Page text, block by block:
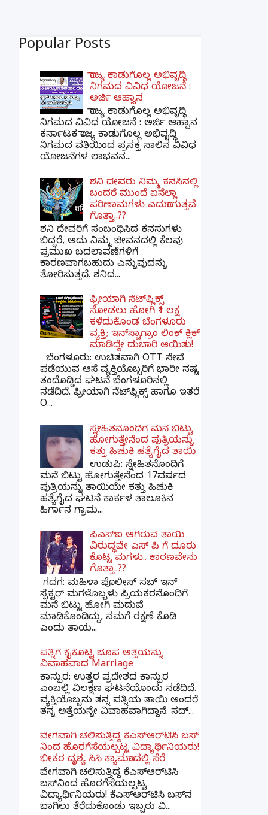
Popular Posts
ರಾಜ್ಯ ಕಾಡುಗೊಲ್ಲ ಅಭಿವೃದ್ಧಿ
ನಿಗಮದ ವಿವಿಧ ಯೋಜನೆ :
ಅರ್ಜಿ ಆಹ್ವಾನ
ರಾಜ್ಯ ಕಾಡುಗೊಲ್ಲ ಅಭಿವೃದ್ಧಿ
ನಿಗಮದ ವಿವಿಧ ಯೋಜನೆ : ಅರ್ಜಿ ಆಹ್ವಾನ
ಕರ್ನಾಟಕ ರಾಜ್ಯ ಕಾಡುಗೊಲ್ಲ ಅಭಿವೃದ್ಧಿ
ನಿಗಮದ ವತಿಯಿಂದ ಪ್ರಸಕ್ತ ಸಾಲಿನ ವಿವಿಧ
ಯೋಜನೆಗಳ ಲಾಭವನ...
ಶನಿ ದೇವರು ನಿಮ್ಮ ಕನಸಿನಲ್ಲಿ
ಬಂದರೆ ಮುಂದೆ ಏನೆಲ್ಲಾ
ಪರಿಣಾಮಗಳು ಎದುರಾಗುತ್ತವೆ
ಗೊತ್ತಾ..??
ಶನಿ ದೇವರಿಗೆ ಸಂಬಂಧಿಸಿದ ಕನಸುಗಳು
ಬಿದ್ದರೆ, ಅದು ನಿಮ್ಮ ಜೀವನದಲ್ಲಿ ಕೆಲವು
ಪ್ರಮುಖ ಬದಲಾವಣೆಗಳಿಗೆ
ಕಾರಣವಾಗಬಹುದು ಎನ್ನುವುದನ್ನು
ತೋರಿಸುತ್ತದೆ. ಶನಿದ...
ಫ್ರೀಯಾಗಿ ನೆಟ್‌ಫ್ಲಿಕ್ಸ್
ನೋಡಲು ಹೋಗಿ ₹1 ಲಕ್ಷ
ಕಳೆದುಕೊಂಡ ಬೆಂಗಳೂರು
ವ್ಯಕ್ತಿ; ಇನ್‌ಸ್ಟಾಗ್ರಾಂ ಲಿಂಕ್ ಕ್ಲಿಕ್
ಮಾಡಿದ್ದೇ ದುಬಾರಿ ಆಯಿತು!
ಬೆಂಗಳೂರು: ಉಚಿತವಾಗಿ OTT ಸೇವೆ
ಪಡೆಯುವ ಆಸೆ ವ್ಯಕ್ತಿಯೊಬ್ಬರಿಗೆ ಭಾರೀ ನಷ್ಟ
ತಂದೊಡ್ಡಿದ ಘಟನೆ ಬೆಂಗಳೂರಿನಲ್ಲಿ
ನಡೆದಿದೆ. ಫ್ರೀಯಾಗಿ ನೆಟ್‌ಫ್ಲಿಕ್ಸ್ ಹಾಗೂ ಇತರೆ
O...
ಸ್ನೇಹಿತನೊಂದಿಗೆ ಮನೆ ಬಿಟ್ಟು
ಹೋಗುತ್ತೇನೆಂದ ಪುತ್ರಿಯನ್ನು
ಕತ್ತು ಹಿಚುಕಿ ಹತ್ಯೆಗೈದ ತಾಯಿ
ಉಡುಪಿ: ಸ್ನೇಹಿತನೊಂದಿಗೆ
ಮನೆ ಬಿಟ್ಟು ಹೋಗುತ್ತೇನೆಂದ 17ವರ್ಷದ
ಪುತ್ರಿಯನ್ನು ತಾಯಿಯೇ ಕತ್ತು ಹಿಚುಕಿ
ಹತ್ಯೆಗೈದ ಘಟನೆ ಕಾರ್ಕಳ ತಾಲೂಕಿನ
ಹಿರ್ಗಾನ ಗ್ರಾಮ...
ಪಿಎಸ್​ಐ ಆಗಿರುವ ತಾಯಿ
ವಿರುದ್ಧವೇ ಎಸ್ ಪಿ ಗೆ ದೂರು
ಕೊಟ್ಟ ಮಗಳು.. ಕಾರಣವೇನು
ಗೊತ್ತಾ..??
ಗದಗ​: ಮಹಿಳಾ ಪೊಲೀಸ್​ ಸಬ್ ​ಇನ್​
ಸ್ಪೆಕ್ಟರ್​ ಮಗಳೊಬ್ಬಳು ಪ್ರಿಯಕರನೊಂದಿಗೆ
ಮನೆ ಬಿಟ್ಟು ಹೋಗಿ ಮದುವೆ
ಮಾಡಿಕೊಂಡಿದ್ದು, ನಮಗೆ ರಕ್ಷಣೆ ಕೊಡಿ
ಎಂದು ತಾಯ...
ಪತ್ನಿಗೆ ಕೈಕೊಟ್ಟ ಭೂಪ ಅತ್ತೆಯನ್ನು
ವಿವಾಹವಾದ Marriage
ಕಾನ್ಪುರ: ಉತ್ತರ ಪ್ರದೇಶದ ಕಾನ್ಪುರ
ಎಂಬಲ್ಲಿ ವಿಲಕ್ಷಣ ಘಟನೆಯೊಂದು ನಡೆದಿದೆ.
ವ್ಯಕ್ತಿಯೊಬ್ಬನು ತನ್ನ ಪತ್ನಿಯ ತಾಯಿ ಅಂದರೆ
ತನ್ನ ಅತ್ತೆಯನ್ನೇ ವಿವಾಹವಾಗಿದ್ದಾನೆ. ಸದ್...
ವೇಗವಾಗಿ ಚಲಿಸುತ್ತಿದ್ದ ಕೆಎಸ್​ಆರ್​ಟಿಸಿ ಬಸ್​
ನಿಂದ ಹೊರಗೆಸೆಯಲ್ಪಟ್ಟ ವಿದ್ಯಾರ್ಥಿನಿಯರು!
ಭೀಕರ ದೃಶ್ಯ ಸಿಸಿ ಕ್ಯಾಮರಾದಲ್ಲಿ ಸೆರೆ
ವೇಗವಾಗಿ ಚಲಿಸುತ್ತಿದ್ದ ಕೆಎಸ್‌ಆರ್‌ಟಿಸಿ
ಬಸ್‌ನಿಂದ ಹೊರಗೆಸೆಯಲ್ಪಟ್ಟ
ವಿದ್ಯಾರ್ಥಿನಿಯರು! ಕೆಎಸ್‌ಆರ್‌ಟಿಸಿ ಬಸ್‌ನ
ಬಾಗಿಲು ತೆರೆದುಕೊಂಡು ಇಬ್ಬರು ವಿ...